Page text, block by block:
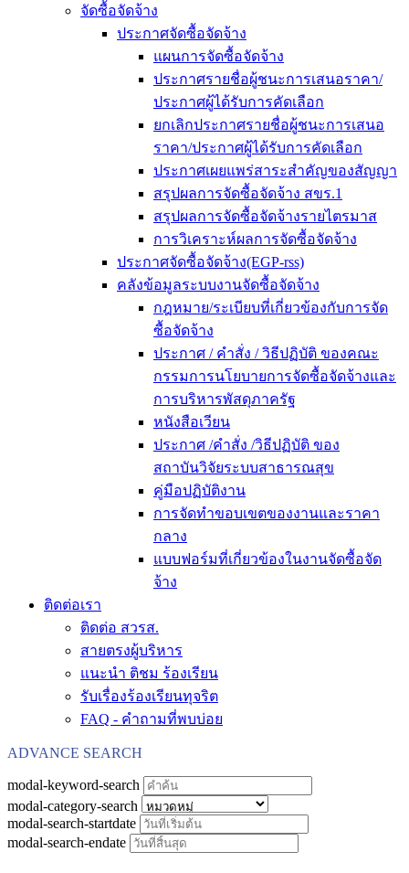
จัดซื้อจัดจ้าง
ประกาศจัดซื้อจัดจ้าง
แผนการจัดซื้อจัดจ้าง
ประกาศรายชื่อผู้ชนะการเสนอราคา/
ประกาศผู้ได้รับการคัดเลือก
ยกเลิกประกาศรายชื่อผู้ชนะการเสนอ
ราคา/ประกาศผู้ได้รับการคัดเลือก
ประกาศเผยแพร่สาระสำคัญของสัญญา
สรุปผลการจัดซื้อจัดจ้าง สขร.1
สรุปผลการจัดซื้อจัดจ้างรายไตรมาส
การวิเคราะห์ผลการจัดซื้อจัดจ้าง
ประกาศจัดซื้อจัดจ้าง(EGP-rss)
คลังข้อมูลระบบงานจัดซื้อจัดจ้าง
กฎหมาย/ระเบียบที่เกี่ยวข้องกับการจัด
ซื้อจัดจ้าง
ประกาศ / คำสั่ง / วิธีปฏิบัติ ของคณะ
กรรมการนโยบายการจัดซื้อจัดจ้างและ
การบริหารพัสดุภาครัฐ
หนังสือเวียน
ประกาศ /คำสั่ง /วิธีปฏิบัติ ของ
สถาบันวิจัยระบบสาธารณสุข
คู่มือปฏิบัติงาน
การจัดทำขอบเขตของงานและราคา
กลาง
แบบฟอร์มที่เกี่ยวข้องในงานจัดซื้อจัด
จ้าง
ติดต่อเรา
ติดต่อ สวรส.
สายตรงผู้บริหาร
แนะนำ ติชม ร้องเรียน
รับเรื่องร้องเรียนทุจริต
FAQ - คำถามที่พบบ่อย
ADVANCE SEARCH
modal-keyword-search
modal-category-search
modal-search-startdate
modal-search-endate